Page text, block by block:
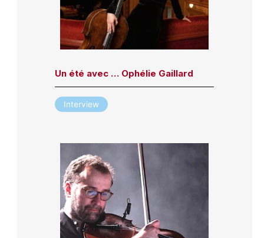
Un été avec … Ophélie Gaillard
Interview